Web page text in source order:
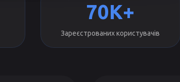
70K+
Зареєстрованих користувачів